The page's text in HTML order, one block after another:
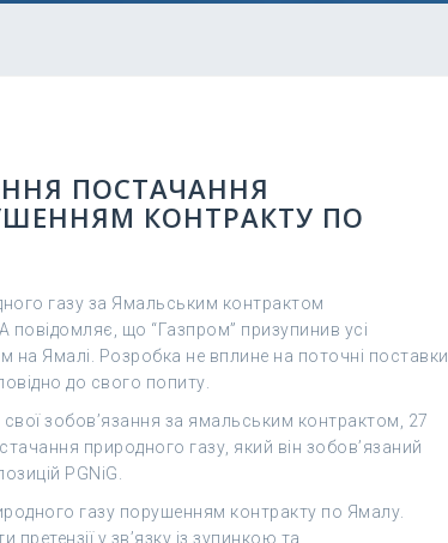
ПОСТАЧАННЯ
КОНТРАКТУ ПО
газу за Ямальським контрактом
що “Газпром” призупинив усі
на Ямалі. Розробка не вплине на поточні поставки
до свого попиту.
зобов’язання за ямальським контрактом, 27
природного газу, який він зобов’язаний
PGNiG.
газу порушенням контракту по Ямалу.
у зв’язку із зупинкою та